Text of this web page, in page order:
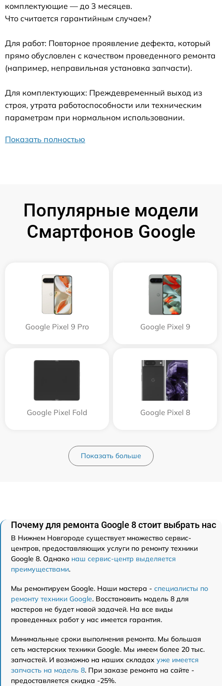
комплектующие — до 3 месяцев.
Что считается гарантийным случаем?
Для работ: Повторное проявление дефекта, который
прямо обусловлен с качеством проведенного ремонта
(например, неправильная установка запчасти).
Для комплектующих: Преждевременный выход из
строя, утрата работоспособности или техническим
параметрам при нормальном использовании.
Показать полностью
Популярные модели
Смартфонов Google
Google Pixel 9 Pro Google Pixel 9
Google Pixel Fold Google Pixel 8
Показать больше
Почему для ремонта Google 8 стоит выбрать нас
В Нижнем Новгороде существует множество сервис-
центров, предоставляющих услуги по ремонту техники
Google 8. Однако наш сервис-центр выделяется
преимуществами.
Мы ремонтируем Google. Наши мастера - специалисты по
ремонту техники Google. Восстановить модель 8 для
мастеров не будет новой задачей. На все виды
проведенных работ у нас имеется гарантия.
Минимальные сроки выполнения ремонта. Мы большая
сеть мастерских техники Google. Мы имеем более 20 тыс.
запчастей. И возможно на наших складах уже имеется
запчасть на модель 8. При заказе ремонта на сайте -
предоставляется скидка -25%.